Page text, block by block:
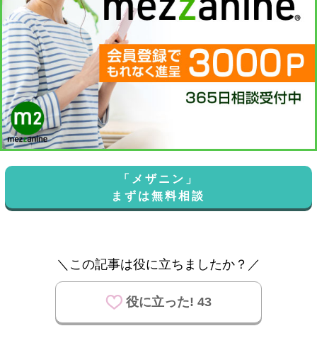
「メザニン」
まずは無料相談
＼この記事は役に立ちましたか？／
役に立った! 43